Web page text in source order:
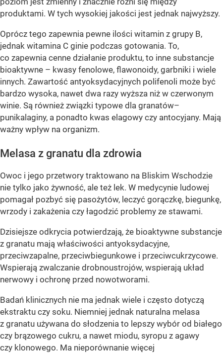
produktami. W tych wysokiej jakości jest jednak najwyższy.
Oprócz tego zapewnia pewne ilości witamin z grupy B,
jednak witamina C ginie podczas gotowania. To,
co zapewnia cenne działanie produktu, to inne substancje
bioaktywne – kwasy fenolowe, flawonoidy, garbniki i wiele
innych. Zawartość antyoksydacyjnych polifenoli może być
bardzo wysoka, nawet dwa razy wyższa niż w czerwonym
winie. Są również związki typowe dla granatów–
punikalaginy, a ponadto kwas elagowy czy antocyjany. Mają
ważny wpływ na organizm.
Melasa z granatu dla zdrowia
Owoc i jego przetwory traktowano na Bliskim Wschodzie
nie tylko jako żywność, ale też lek. W medycynie ludowej
pomagał pozbyć się pasożytów, leczyć gorączkę, biegunkę,
wrzody i zakażenia czy łagodzić problemy ze stawami.
Dzisiejsze odkrycia potwierdzają, że bioaktywne substancje
z granatu mają właściwości antyoksydacyjne,
przeciwzapalne, przeciwbiegunkowe i przeciwcukrzycowe.
Wspierają zwalczanie drobnoustrojów, wspierają układ
nerwowy i ochronę przed nowotworami.
Badań klinicznych nie ma jednak wiele i często dotyczą
ekstraktu czy soku. Niemniej jednak naturalna melasa
z granatu używana do słodzenia to lepszy wybór od białego
czy brązowego cukru, a nawet miodu, syropu z agawy
czy klonowego. Ma nieporównanie więcej